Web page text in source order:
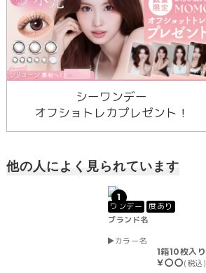
シーワンデー
オフショトレカプレゼント！
他の人によく見られています
1
ワンデー
度あり
ブランド名
カラー名
1箱10枚入り
￥〇〇(税込)